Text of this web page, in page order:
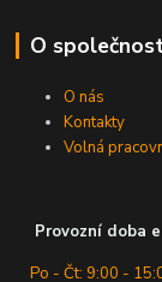
O
O nás
Kontakty
Volná
Provozní doba
Po - Čt: 9:00 -